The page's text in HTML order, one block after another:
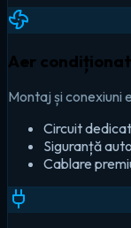
Aer condiționat
Montaj și conexiuni
Circuit dedicat
Siguranță
Cablare